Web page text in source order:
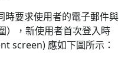
時要求使用者的電子郵件與
），新使用者首次登入時
screen) 應如下圖所示：